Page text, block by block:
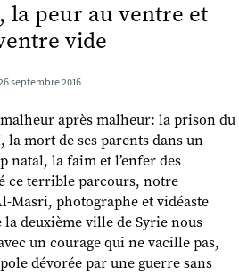
la peur au ventre et
vide
septembre 2016
après malheur: la prison du
la mort de ses parents dans un
natal, la faim et l’enfer des
ce terrible parcours, notre
Masri, photographe et vidéaste
deuxième ville de Syrie nous
un courage qui ne vacille pas,
dévorée par une guerre sans